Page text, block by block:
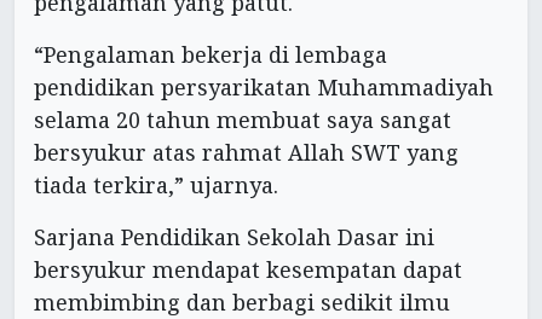
“Pengalaman bekerja di lembaga
pendidikan persyarikatan Muhammadiyah
selama 20 tahun membuat saya sangat
bersyukur atas rahmat Allah SWT yang
tiada terkira,” ujarnya.
Sarjana Pendidikan Sekolah Dasar ini
bersyukur mendapat kesempatan dapat
membimbing dan berbagi sedikit ilmu